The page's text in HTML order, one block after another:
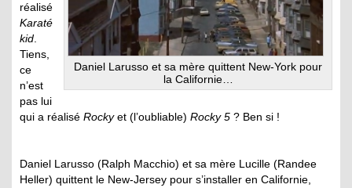
Daniel Larusso et sa mère quittent New-York pour
la Californie…
réalisé
Karaté
kid
Tiens,
ce
n’est
pas lui
qui a réalisé Rockyet (l’oubliable) Rocky 5 ? Ben si !
Daniel Larusso (Ralph Macchio) et sa mère Lucille (Randee
Heller) quittent le New-Jersey pour s’installer en Californie,